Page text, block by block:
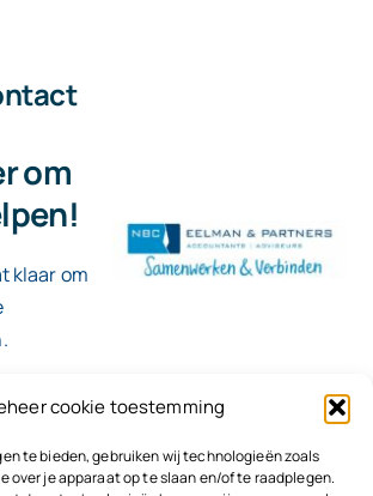
cookie toestemming
te bieden, gebruiken wij technologieën zoals
over je apparaat op te slaan en/of te raadplegen.
om
klaar om